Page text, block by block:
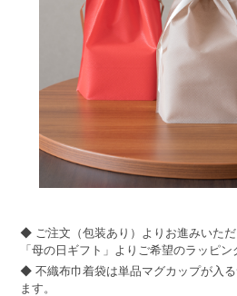
◆ ご注文（包装あり）よりお進みいただ
「母の日ギフト」よりご希望のラッピン
◆ 不織布巾着袋は単品マグカップが入
ます。